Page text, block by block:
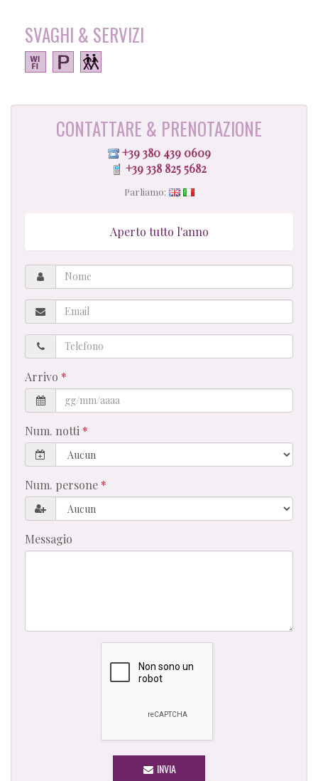
SVAGHI & SERVIZI
CONTATTARE & PRENOTAZIONE
+39 380 439 0609
+39 338 825 5682
Parliamo:
Aperto tutto l'anno
Nome
Email
Telefono
Arrivo
Num. notti
Num. persone
Messagio
INVIA